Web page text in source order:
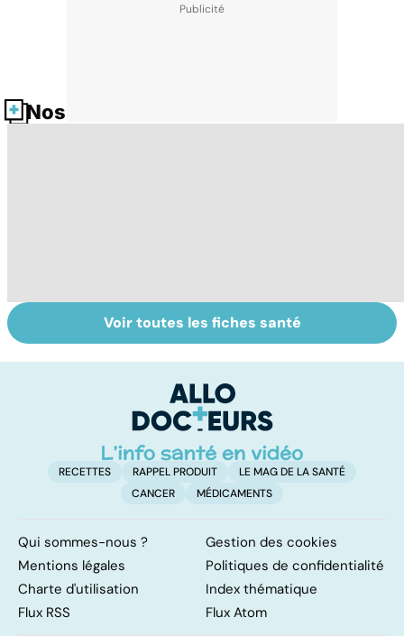
Nos fiches santé
La tuberculose
pulmonaire
L'eau, source de
vie
Voir toutes les fiches santé
RECETTES RAPPEL PRODUIT
LE MAG DE LA SANTÉ
CANCER
MÉDICAMENTS
Qui sommes-nous ?
Gestion des cookies
Mentions légales
Politiques de confidentialité
Charte d'utilisation
Index thématique
Flux RSS
Flux Atom